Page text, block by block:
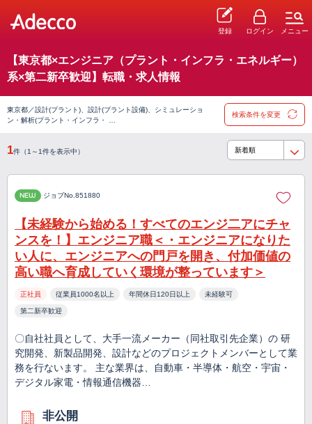
登録 ログイン メニュー
【東京都×エンジニア（プラント・インフラ・エネルギー）
系×第二新卒歓迎】転職・求人情報
東京都／設計(プラント)、設計(プラント設備)、シミュレーショ
ン・解析(プラント・インフラ・ …
検索条件を変更
1件（1～1件を表示中）
NEW ジョブNo.851880
【未経験から始める！すべてのエンジ二アにチャ
ンスを！】エンジニア職＜・エンジニアになりた
い人に、エンジニアへの門戸を開き、付加価値の
高い職へ育成していく環境が整っています＞
正社員 従業員1000名以上 年間休日120日以上 未経験可
第二新卒歓迎
〇自社社員として、大手一流メーカー（同社取引先企業）の 研
究開発、新製品開発、設計などのプロジェクトメンバーとして業
務を行ないます。 主な業界は、自動車・半導体・航空・宇宙・
デジタル家電・情報通信機器…
非公開